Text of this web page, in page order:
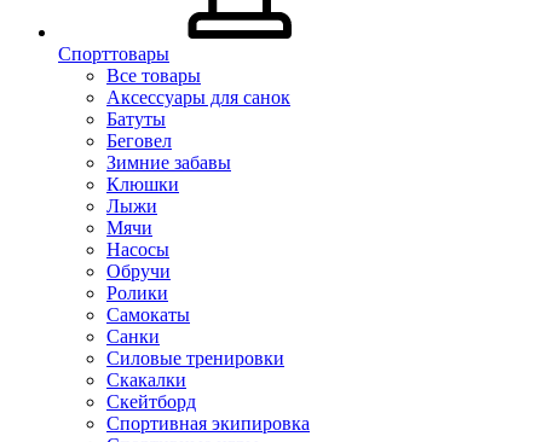
Спорттовары
Все товары
Аксессуары для санок
Батуты
Беговел
Зимние забавы
Клюшки
Лыжи
Мячи
Насосы
Обручи
Ролики
Самокаты
Санки
Силовые тренировки
Скакалки
Скейтборд
Спортивная экипировка